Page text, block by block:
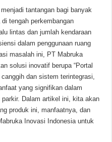
tantangan bagi banyak
tengah perkembangan
lintas dan jumlah kendaraan
dalam penggunaan ruang
masalah ini, PT Mabruka
solusi inovatif berupa “Portal
dan sistem terintegrasi,
yang signifikan dalam
Dalam artikel ini, kita akan
produk ini, manfaatnya, dan
Inovasi Indonesia untuk